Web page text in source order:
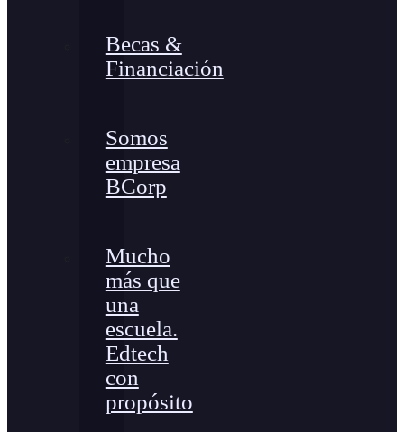
Becas &
Financiación
Somos
empresa
BCorp
Mucho
más que
una
escuela.
Edtech
con
propósito